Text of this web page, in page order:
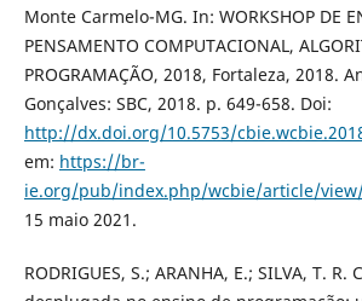
Monte Carmelo-MG. In: WORKSHOP DE
PENSAMENTO COMPUTACIONAL,
PROGRAMAÇÃO, 2018, Fortaleza, 2018.
Gonçalves: SBC, 2018. p. 649-658. Doi:
http://dx.doi.org/10.5753/
em: https://br-
ie.org/pub/index.php/wcbie/article/
15 maio 2021.
RODRIGUES, S.; ARANHA, E.; SILVA, T. R.